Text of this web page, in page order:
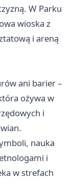
W Parku
wioska z
i areną
ani barier –
ożywa w
i
nauka
i
w strefach